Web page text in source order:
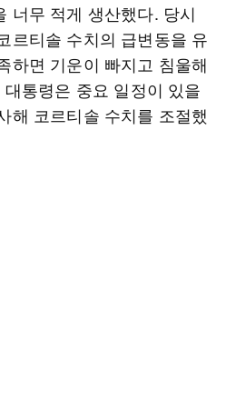
너무 적게 생산했다. 당시
르티솔 수치의 급변동을 유
하면 기운이 빠지고 침울해
통령은 중요 일정이 있을
해 코르티솔 수치를 조절했